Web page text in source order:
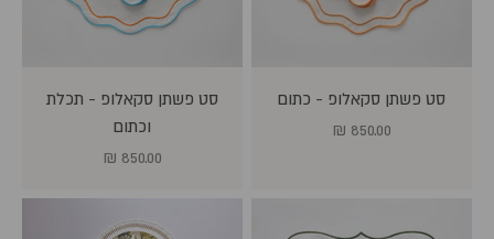
סט פשתן סקאלופ - כתום
מחיר מבצע
850.00 ₪
סט פשתן סקאלופ - תכלת
וכתום
מחיר מבצע
850.00 ₪